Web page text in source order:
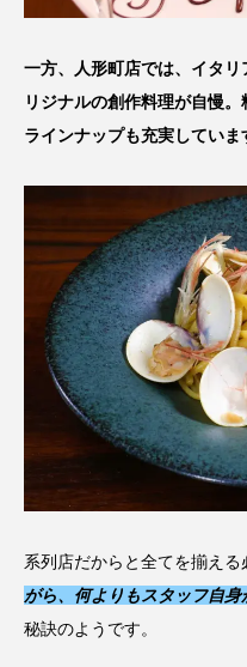
一方、人形町店では、イタ
リジナルの創作料理が自慢
ラインナップも充実していま
系列店だからと全てを揃える
がら、何よりもスタッフ自
秘訣のようです。